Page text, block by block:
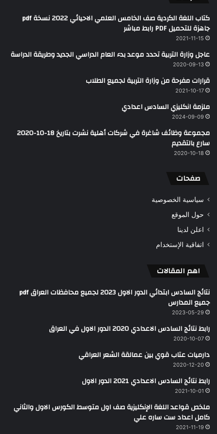
كتاب اللغة الكردية صف الخامس العلمي الاحيائي 2022 نسخة pdf
جاهزة للتحميل PDF رابط مباشر
2021-11-15
عاجل وزارة التربية تحدد موعد بدء العام الدراسي الجديد وطريقة الدراسة
2020-09-13
قرارات مفرحة من وزارة التربية لجميع الطلاب
2021-10-17
ملزمة انكليزي السادس اعدادي
2024-09-09
مجموعة وظائف شاغرة في شركات أهلية نشرت بتاريخ 18-10-2020
سارع بالتقديم
2020-10-18
صفحات
سياسية الخصوصية
حول الموقع
اعلن لدينا
اتفاقية الإستخدام
اهم المقالات
نتائج السادس ابتدائي الدور الاول 2023 لجميع محافظات العراق pdf
جميع المدارس
2023-05-29
رابط نتائج السادس الاعدادي 2020 الدور الاول في العراق
2020-10-07
دارميات عتاب قوي بين عمالقة الشعر العراقي
2020-12-20
رابط نتائج السادس الاعدادي 2021 الدور الاول
2021-10-01
ملخص قواعد اللغة الإنكليزية صف اول متوسط الكورس الاول والثاني
كامل اعداد ست ساره علي
2021-11-19